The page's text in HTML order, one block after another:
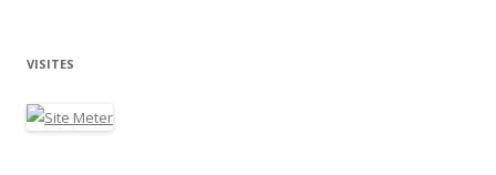
VISITES